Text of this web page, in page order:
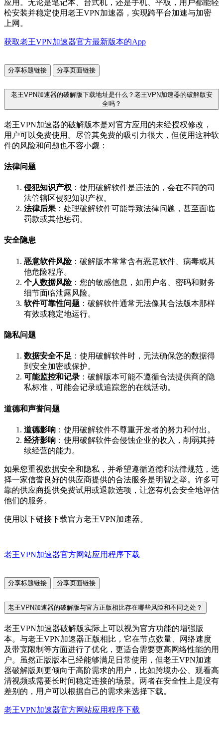
应用。无论是笔记本、台式机，还是手机、平板，用户都能轻
松安装并稳定使用老王VPN加速器，实现跨平台加速与加密
上网。
获取老王VPN加速器官方最新版本的App
分享标题链接 分享页面链接
老王VPN加速器的破解版下载地址是什么？老王VPN加速器的破解版安
全吗？
老王VPN加速器的破解版本是对官方应用的未经授权修改，
用户可以免费使用。尽管其免费的吸引力很大，但使用这种软
件的风险和问题也不容小觑：
法律问题
侵犯知识产权 ：使用破解软件是违法的，会在不同的司
法管辖区侵犯知识产权。
法律后果 ：处理破解软件可能导致法律问题，甚至面临
罚款或其他惩罚。
安全隐患
恶意软件风险：破解版本常常含有恶意软件、病毒或其
他危险程序。
个人数据风险：您的敏感信息，如用户名、密码和财务
细节面临泄露风险。
软件可靠性问题 ：破解软件通常无法像其合法版本那样
有效或稳定地运行。
隐私问题
数据安全不足 ：使用破解软件时，无法确保您的数据得
到安全加密或保护。
可能监控和记录 ：破解版本可能不遵循合法提供商的隐
私标准，可能会记录或追踪您的在线活动。
道德和声誉问题
道德影响 ：使用破解软件不尊重开发者的努力和付出。
经济影响 ：使用破解软件会侵蚀企业的收入，削弱其持
续经营的能力。
如果您重视数据安全和隐私，并希望遵循道德和法律规范，选
择一家信誉良好的供应商提供的合法服务是明智之举。许多可
靠的供应商提供免费试用或退款选项，让您有机会安全地评估
他们的服务。
使用以下链接下载官方老王VPN加速器。
老王VPN加速器官方网站应用程序下载
分享标题链接 分享页面链接
老王VPN加速器的破解版与官方正版相比存在哪些风险和不同之处？
老王VPN加速器破解版实际上可以视为官方功能的增强版
本。与老王VPN加速器正版相比，它在节点数量、网络速度
及带宽限制等方面进行了优化，更适合需要更高网络性能的用
户。虽然正版版本已经能够满足日常使用，但老王VPN加速
器破解版则更倾向于高阶需求的用户，比如跨境办公、观看高
清视频或需要长时间稳定连接的场景。两者在安全性上是没有
差别的，用户可以根据自己的需求来选择下载。
老王VPN加速器官方网站应用程序下载